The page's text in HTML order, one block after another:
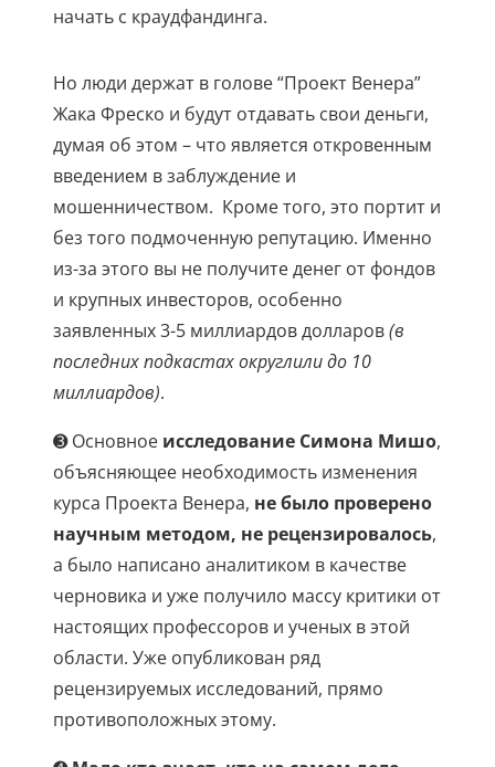
начать с краудфандинга.
Но люди держат в голове “Проект Венера”
Жака Фреско и будут отдавать свои деньги,
думая об этом – что является откровенным
введением в заблуждение и
мошенничеством. Кроме того, это портит и
без того подмоченную репутацию. Именно
из-за этого вы не получите денег от фондов
и крупных инвесторов, особенно
заявленных 3-5 миллиардов долларов(в
последних подкастах округлили до 10
миллиардов).
➌ Основное исследование Симона Мишо,
объясняющее необходимость изменения
курса Проекта Венера, не было проверено
научным методом, не рецензировалось,
а было написано аналитиком в качестве
черновика и уже получило массу критики от
настоящих профессоров и ученых в этой
области. Уже опубликован ряд
рецензируемых исследований, прямо
противоположных этому.